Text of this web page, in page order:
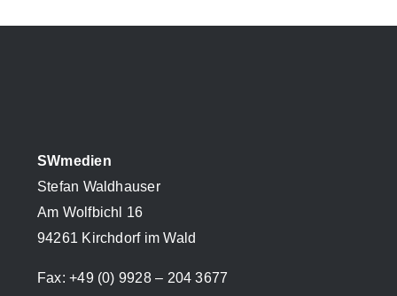
SWmedien
Stefan Waldhauser
Am Wolfbichl 16
94261 Kirchdorf im Wald
Fax: +49 (0) 9928 – 204 3677